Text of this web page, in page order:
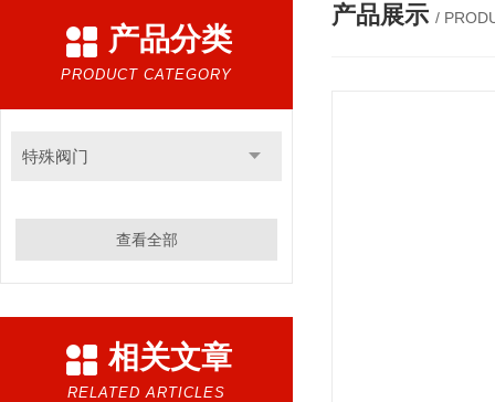
产品分类
PRODUCT CATEGORY
特殊阀门
查看全部
相关文章
RELATED ARTICLES
产品展示 /